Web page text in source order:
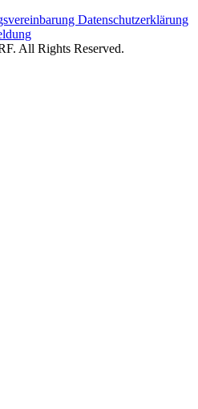
Datenschutzerklärung
All Rights Reserved.